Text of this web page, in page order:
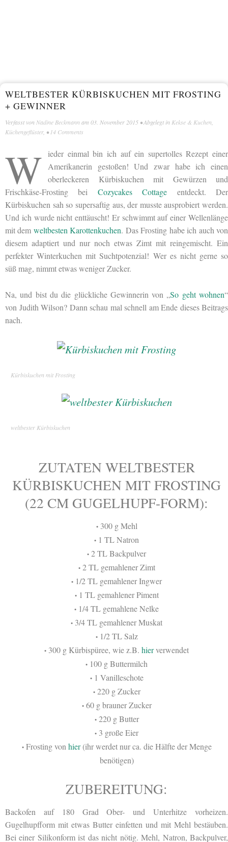
WELTBESTER KÜRBISKUCHEN MIT FROSTING
+ GEWINNER
Verfasst von Nadine Beckmann am 03. November 2015 • Abgelegt in Kekse & Kuchen
Küchengeflüster, • 14 Comments
W
ieder einmal bin ich auf ein supertolles Rezept einer
Amerikanerin gestoßen! Und zwar habe ich einen
oberleckeren Kürbiskuchen mit Gewürzen und
Frischkäse-Frosting bei Cozycakes Cottage entdeckt. Der
Kürbiskuchen sah so supersaftig aus, der musste ausprobiert werden.
Und ich wurde nicht enttäuscht! Er schwimmt auf einer Wellenlänge
mit dem weltbesten Karottenkuchen. Das Frosting habe ich auch von
diesem adaptiert und nur noch etwas Zimt mit reingemischt. Ein
perfekter Winterkuchen mit Suchtpotenzial! Wer es nicht gerne so
süß mag, nimmt etwas weniger Zucker.
Na, und bist du die glückliche Gewinnerin von „So geht wohnen“
von Judith Wilson? Dann schau mal schnell am Ende dieses Beitrags
nach.
Kürbiskuchen mit Frosting
weltbester Kürbiskuchen
ZUTATEN WELTBESTER
KÜRBISKUCHEN MIT FROSTING
(22 CM GUGELHUPF-FORM):
•300 g Mehl
• 1 TL Natron
• 2 TL Backpulver
•2 TL gemahlener Zimt
• 1/2 TL gemahlener Ingwer
•1 TL gemahlener Piment
• 1/4 TL gemahlene Nelke
• 3/4 TL gemahlener Muskat
•1/2 TL Salz
• 300 g Kürbispüree, wie z.B. hierverwendet
• 100 g Buttermilch
•1 Vanilleschote
•220 g Zucker
•60 g brauner Zucker
•220 g Butter
• 3 große Eier
•Frosting vonhier(ihr werdet nur ca. die Hälfte der Menge
benötigen)
ZUBEREITUNG:
Backofen auf 180 Grad Ober- und Unterhitze vorheizen.
Gugelhupfform mit etwas Butter einfetten und mit Mehl bestäuben.
Bei einer Silikonform ist das nicht nötig. Mehl, Natron, Backpulver,